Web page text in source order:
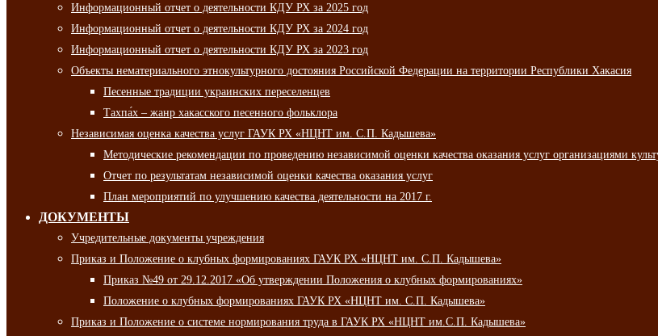
Информационный отчет о деятельности КДУ РХ за 2025 год
Информационный отчет о деятельности КДУ РХ за 2024 год
Информационный отчет о деятельности КДУ РХ за 2023 год
Объекты нематериального этнокультурного достояния Российской Федерации на территории Республики Хакасия
Песенные традиции украинских переселенцев
Тахпа́х – жанр хакасского песенного фольклора
Независимая оценка качества услуг ГАУК РХ «НЦНТ им. С.П. Кадышева»
Методические рекомендации по проведению независимой оценки качества оказания услуг организациями
Отчет по результатам независимой оценки качества оказания услуг
План мероприятий по улучшению качества деятельности на 2017 г.
ДОКУМЕНТЫ
Учредительные документы учреждения
Приказ и Положение о клубных формированиях ГАУК РХ «НЦНТ им. С.П. Кадышева»
Приказ №49 от 29.12.2017 «Об утверждении Положения о клубных формированиях»
Положение о клубных формированиях ГАУК РХ «НЦНТ им. С.П. Кадышева»
Приказ и Положение о системе нормирования труда в ГАУК РХ «НЦНТ им.С.П. Кадышева»